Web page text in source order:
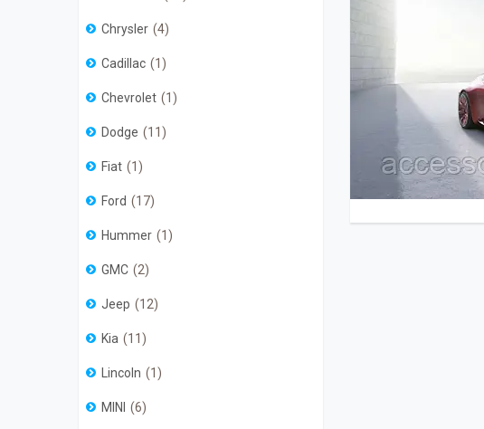
Chrysler 4
Cadillac 1
Chevrolet 1
Dodge 11
Fiat 1
Ford 17
Hummer 1
GMC 2
Jeep 12
Kia 11
Lincoln 1
MINI 6